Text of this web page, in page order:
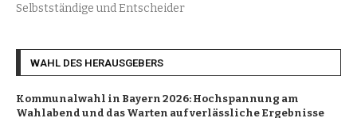
Selbstständige und Entscheider
WAHL DES HERAUSGEBERS
Kommunalwahl in Bayern 2026: Hochspannung am
Wahlabend und das Warten auf verlässliche Ergebnisse